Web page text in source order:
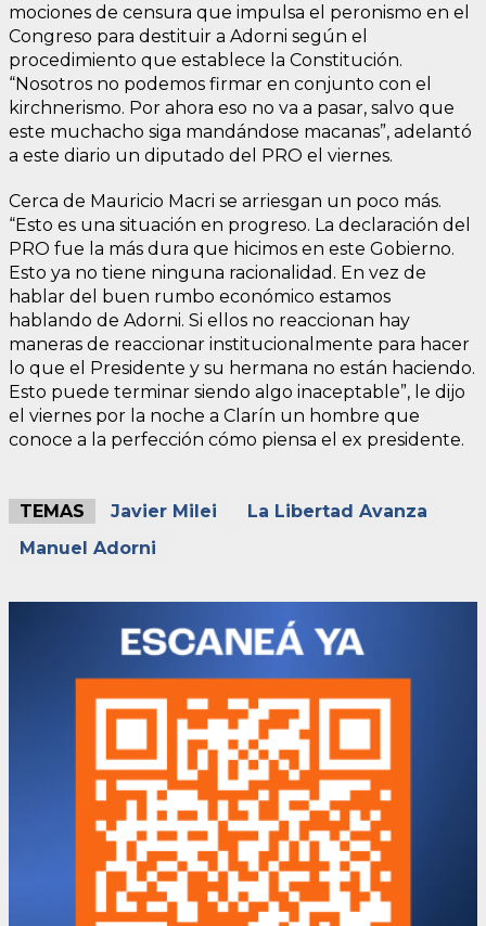
mociones de censura que impulsa el peronismo en el
Congreso para destituir a Adorni según el
procedimiento que establece la Constitución.
“Nosotros no podemos firmar en conjunto con el
kirchnerismo. Por ahora eso no va a pasar, salvo que
este muchacho siga mandándose macanas”, adelantó
a este diario un diputado del PRO el viernes.
Cerca de Mauricio Macri se arriesgan un poco más.
“Esto es una situación en progreso. La declaración del
PRO fue la más dura que hicimos en este Gobierno.
Esto ya no tiene ninguna racionalidad. En vez de
hablar del buen rumbo económico estamos
hablando de Adorni. Si ellos no reaccionan hay
maneras de reaccionar institucionalmente para hacer
lo que el Presidente y su hermana no están haciendo.
Esto puede terminar siendo algo inaceptable”, le dijo
el viernes por la noche a Clarín un hombre que
conoce a la perfección cómo piensa el ex presidente.
TEMAS Javier Milei
La Libertad Avanza
Manuel Adorni